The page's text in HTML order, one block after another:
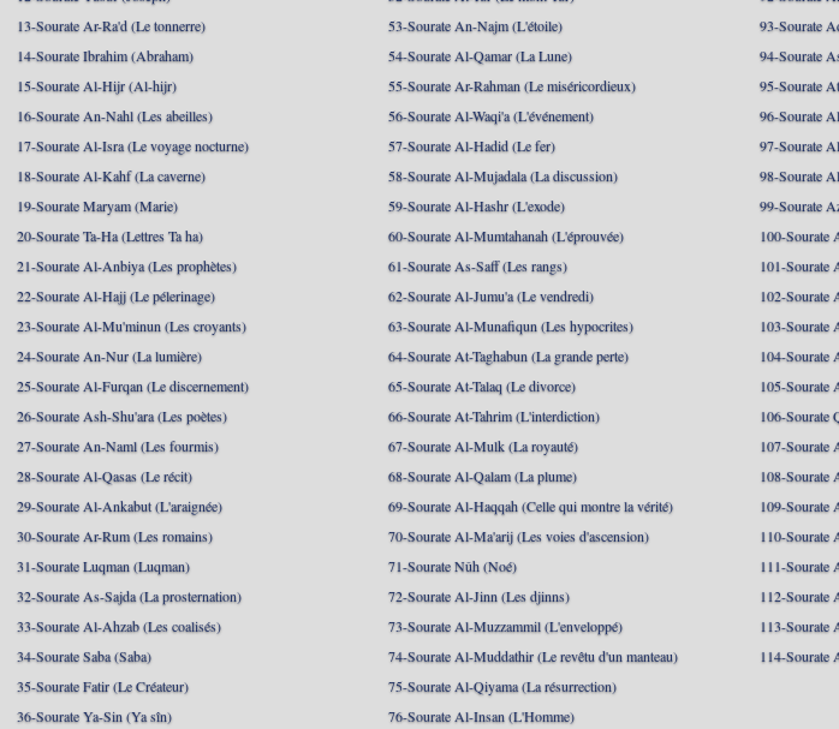
13-Sourate Ar-Ra'd (Le tonnerre)
14-Sourate Ibrahim (Abraham)
15-Sourate Al-Hijr (Al-hijr)
16-Sourate An-Nahl (Les abeilles)
17-Sourate Al-Isra (Le voyage nocturne)
18-Sourate Al-Kahf (La caverne)
19-Sourate Maryam (Marie)
20-Sourate Ta-Ha (Lettres Ta ha)
21-Sourate Al-Anbiya (Les prophètes)
22-Sourate Al-Hajj (Le pélerinage)
23-Sourate Al-Mu'minun (Les croyants)
24-Sourate An-Nur (La lumière)
25-Sourate Al-Furqan (Le discernement)
26-Sourate Ash-Shu'ara (Les poètes)
27-Sourate An-Naml (Les fourmis)
28-Sourate Al-Qasas (Le récit)
29-Sourate Al-Ankabut (L'araignée)
30-Sourate Ar-Rum (Les romains)
31-Sourate Luqman (Luqman)
32-Sourate As-Sajda (La prosternation)
33-Sourate Al-Ahzab (Les coalisés)
34-Sourate Saba (Saba)
35-Sourate Fatir (Le Créateur)
36-Sourate Ya-Sin (Ya sîn)
53-Sourate An-Najm (L'étoile)
54-Sourate Al-Qamar (La Lune)
55-Sourate Ar-Rahman (Le miséricordieux)
56-Sourate Al-Waqi'a (L'événement)
57-Sourate Al-Hadid (Le fer)
58-Sourate Al-Mujadala (La discussion)
59-Sourate Al-Hashr (L'exode)
60-Sourate Al-Mumtahanah (L'éprouvée)
61-Sourate As-Saff (Les rangs)
62-Sourate Al-Jumu'a (Le vendredi)
63-Sourate Al-Munafiqun (Les hypocrites)
64-Sourate At-Taghabun (La grande perte)
65-Sourate At-Talaq (Le divorce)
66-Sourate At-Tahrim (L'interdiction)
67-Sourate Al-Mulk (La royauté)
68-Sourate Al-Qalam (La plume)
69-Sourate Al-Haqqah (Celle qui montre la vérité)
70-Sourate Al-Ma'arij (Les voies d'ascension)
71-Sourate Nûh (Noé)
72-Sourate Al-Jinn (Les djinns)
73-Sourate Al-Muzzammil (L'enveloppé)
74-Sourate Al-Muddathir (Le revêtu d'un manteau)
75-Sourate Al-Qiyama (La résurrection)
76-Sourate Al-Insan (L'Homme)
93-Sourate
94-Sourate
95-Sourate
96-Sourate
97-Sourate
98-Sourate
99-Sourate
100-Sourate
101-Sourate
102-Sourate
103-Sourate
104-Sourate
105-Sourate
106-Sourate
107-Sourate
108-Sourate
109-Sourate
110-Sourate
111-Sourate
112-Sourate
113-Sourate
114-Sourate